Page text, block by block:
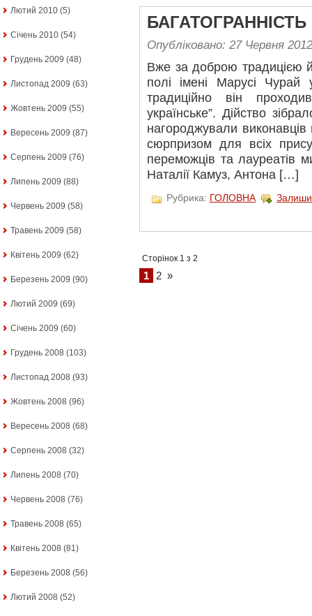
Лютий 2010 (5)
Січень 2010 (54)
Грудень 2009 (48)
Листопад 2009 (63)
Жовтень 2009 (55)
Вересень 2009 (87)
Серпень 2009 (76)
Липень 2009 (88)
Червень 2009 (58)
Травень 2009 (58)
Квітень 2009 (62)
Березень 2009 (90)
Лютий 2009 (69)
Січень 2009 (60)
Грудень 2008 (103)
Листопад 2008 (93)
Жовтень 2008 (96)
Вересень 2008 (68)
Серпень 2008 (32)
Липень 2008 (70)
Червень 2008 (76)
Травень 2008 (65)
Квітень 2008 (81)
Березень 2008 (56)
Лютий 2008 (52)
Опубліковано: 27 Червня 2012
Вже за доброю традицією
полі імені Марусі
традиційно він
українське”. Дійство
нагороджували
сюрпризом для всіх
переможців та лауреатів
Наталії Камуз, Антона […]
Рубрика: ГОЛОВНА
Сторінок 1 з 2
1 2 »